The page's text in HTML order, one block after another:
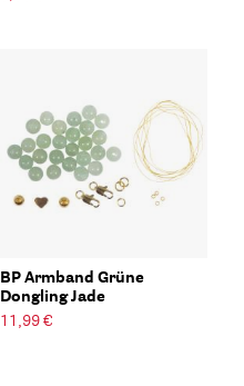
BP Armband Grüne
Dongling Jade
11,99 €